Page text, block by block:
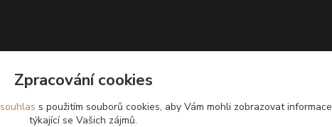
Zpracování cookies
souhlas s použitím souborů cookies, aby Vám mohli zobrazovat informace
týkající se Vašich zájmů.